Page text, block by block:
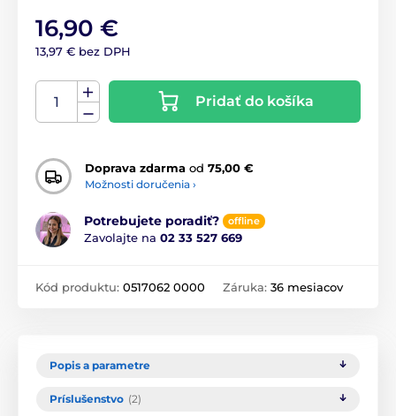
16,90 €
13,97 € bez DPH
Pridať do košíka
Doprava zdarma od 75,00 €
Možnosti doručenia ›
Potrebujete poradiť? offline
Zavolajte na 02 33 527 669
Kód produktu: 0517062 0000 Záruka: 36 mesiacov
Popis a parametre
Príslušenstvo (2)